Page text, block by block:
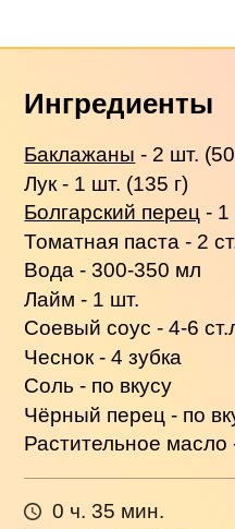
Ингредиенты
Баклажаны - 2 шт.
Лук - 1 шт. (135 г)
Болгарский перец - 1
Томатная паста - 2
Вода - 300-350 мл
Лайм - 1 шт.
Соевый соус - 4-6
Чеснок - 4 зубка
Соль - по вкусу
Чёрный перец - по
Растительное масло
0 ч. 35 мин.